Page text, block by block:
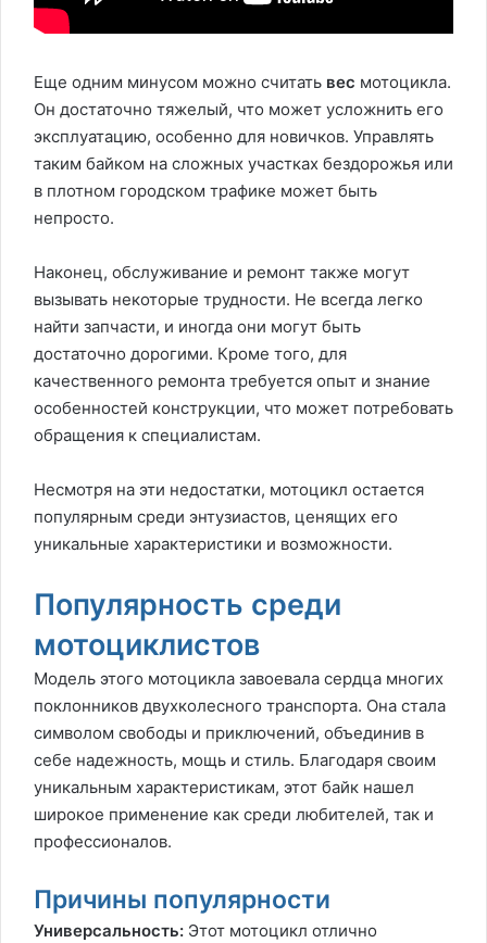
Еще одним минусом можно считать вес мотоцикла.
Он достаточно тяжелый, что может усложнить его
эксплуатацию, особенно для новичков. Управлять
таким байком на сложных участках бездорожья или
в плотном городском трафике может быть
непросто.
Наконец, обслуживание и ремонт также могут
вызывать некоторые трудности. Не всегда легко
найти запчасти, и иногда они могут быть
достаточно дорогими. Кроме того, для
качественного ремонта требуется опыт и знание
особенностей конструкции, что может потребовать
обращения к специалистам.
Несмотря на эти недостатки, мотоцикл остается
популярным среди энтузиастов, ценящих его
уникальные характеристики и возможности.
Популярность среди
мотоциклистов
Модель этого мотоцикла завоевала сердца многих
поклонников двухколесного транспорта. Она стала
символом свободы и приключений, объединив в
себе надежность, мощь и стиль. Благодаря своим
уникальным характеристикам, этот байк нашел
широкое применение как среди любителей, так и
профессионалов.
Причины популярности
Универсальность: Этот мотоцикл отлично